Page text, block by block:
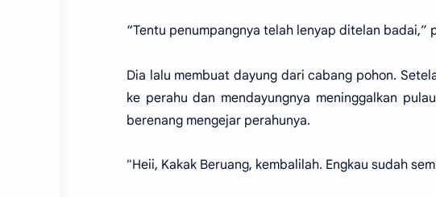
“Tentu penumpangnya telah lenyap ditelan badai,”
Dia lalu membuat dayung dari cabang pohon.
ke perahu dan mendayungnya meninggalkan
berenang mengejar perahunya.
"Heii, Kakak Beruang, kembalilah. Engkau sudah